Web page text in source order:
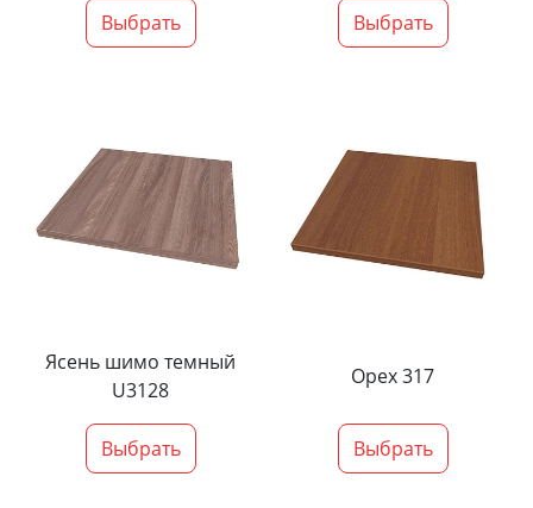
Выбрать Выбрать
Ясень шимо темный
U3128
Выбрать
Орех 317
Выбрать